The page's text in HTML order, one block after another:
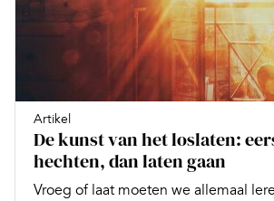
Artikel
De kunst van het loslaten:
hechten, dan laten gaan
Vroeg of laat moeten we allemaal